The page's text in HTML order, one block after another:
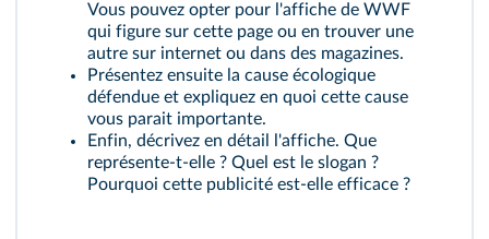
Vous pouvez opter pour l'affiche de WWF
qui figure sur cette page ou en trouver une
autre sur internet ou dans des magazines.
Présentez ensuite la cause écologique
défendue et expliquez en quoi cette cause
vous parait importante.
Enfin, décrivez en détail l'affiche. Que
représente-t-elle ? Quel est le slogan ?
Pourquoi cette publicité est-elle efficace ?